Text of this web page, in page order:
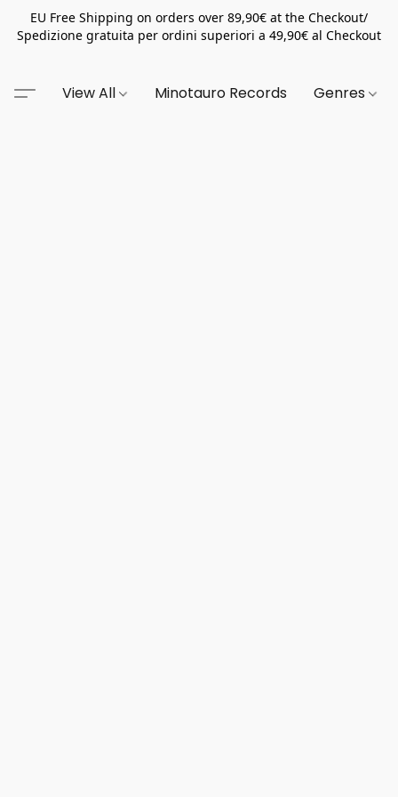
EU Free Shipping on orders over 89,90€ at the Checkout/
Spedizione gratuita per ordini superiori a 49,90€ al Checkout
View All Minotauro Records Genres